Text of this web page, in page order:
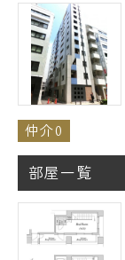
仲介0
部屋一覧